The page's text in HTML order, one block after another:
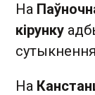
На
кірунку
На